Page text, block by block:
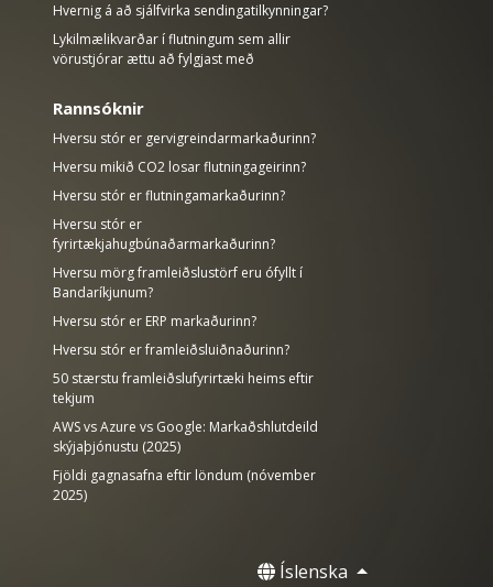
Hvernig á að sjálfvirka sendingatilkynningar?
Lykilmælikvarðar í flutningum sem allir
vörustjórar ættu að fylgjast með
Rannsóknir
Hversu stór er gervigreindarmarkaðurinn?
Hversu mikið CO2 losar flutningageirinn?
Hversu stór er flutningamarkaðurinn?
Hversu stór er
fyrirtækjahugbúnaðarmarkaðurinn?
Hversu mörg framleiðslustörf eru ófyllt í
Bandaríkjunum?
Hversu stór er ERP markaðurinn?
Hversu stór er framleiðsluiðnaðurinn?
50 stærstu framleiðslufyrirtæki heims eftir
tekjum
AWS vs Azure vs Google: Markaðshlutdeild
skýjaþjónustu (2025)
Fjöldi gagnasafna eftir löndum (nóvember
2025)
Íslenska